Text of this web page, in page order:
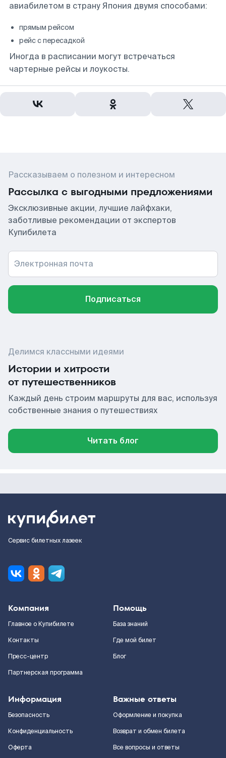
авиабилетом в страну Япония двумя способами:
прямым рейсом
рейс с пересадкой
Иногда в расписании могут встречаться
чартерные рейсы и лоукосты.
Рассказываем о полезном и интересном
Рассылка с выгодными предложениями
Эксклюзивные акции, лучшие лайфхаки,
заботливые рекомендации от экспертов
Купибилета
Электронная почта
Подписаться
Делимся классными идеями
Истории и хитрости
от путешественников
Каждый день строим маршруты для вас, используя
собственные знания о путешествиях
Читать блог
Сервис билетных лазеек
Компания
Главное о Купибилете
Контакты
Пресс-центр
Партнерская программа
Помощь
База знаний
Где мой билет
Блог
Информация
Безопасность
Конфиденциальность
Оферта
Важные ответы
Оформление и покупка
Возврат и обмен билета
Все вопросы и ответы